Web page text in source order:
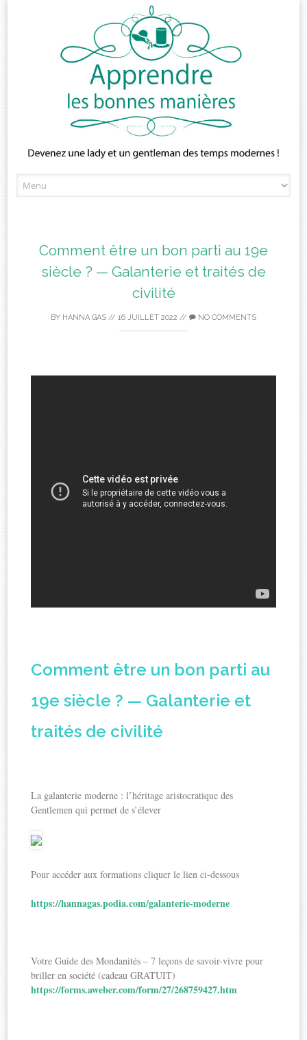
to
Comment être un bon parti au 19e
siècle ? — Galanterie et traités de
civilité
BY HANNA GAS // 16 JUILLET 2022 // NO COMMENTS
Comment être un bon parti au
19e siècle ? — Galanterie et
traités de civilité
La galanterie moderne : l’héritage aristocratique des
Gentlemen qui permet de s’élever
Pour accéder aux formations cliquer le lien ci-dessous
https://hannagas.podia.com/galanterie-moderne
Votre Guide des Mondanités – 7 leçons de savoir-vivre pour
briller en société (cadeau GRATUIT)
https://forms.aweber.com/form/27/268759427.htm